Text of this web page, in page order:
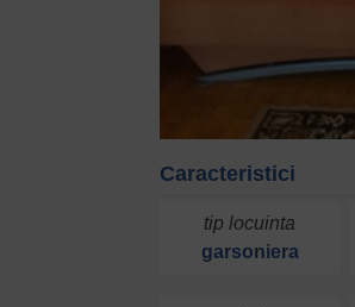
Caracteristici
tip locuinta
garsoniera